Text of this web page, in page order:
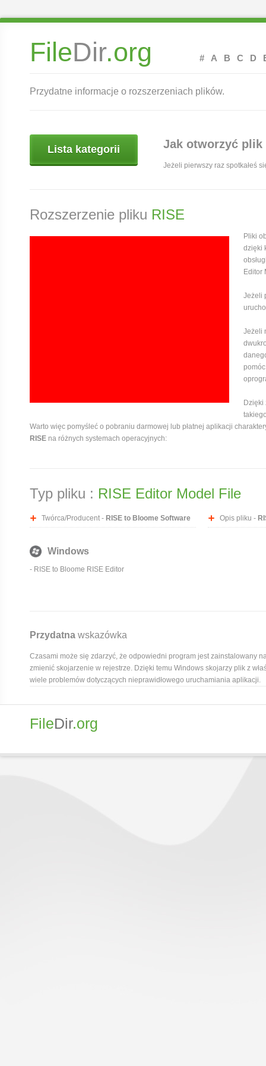
FileDir.org # A B C D
Przydatne informacje o rozszerzeniach plików.
Lista kategorii Jak otworzyć plik
Jeżeli pierwszy raz spotkałeś
Rozszerzenie pliku RISE
Pliki
dzięki
Editor
Jeżeli
Jeżeli
Warto więc pomyśleć o pobraniu darmowej lub płatnej aplikacji
RISE na różnych systemach operacyjnych:
Typ pliku : RISE Editor Model File
Twórca/Producent - RISE to Bloome Software Opis pliku -
Windows
- RISE to Bloome RISE Editor
Przydatna wskazówka
Czasami może się zdarzyć, że odpowiedni program jest zainstalowany
zmienić skojarzenie w rejestrze. Dzięki temu Windows skojarzy plik z
wiele problemów dotyczących nieprawidłowego uruchamiania aplikacji.
FileDir.org